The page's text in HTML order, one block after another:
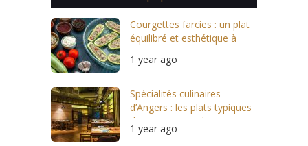
Courgettes farcies : un plat
équilibré et esthétique à
1 year ago
Spécialités culinaires
d’Angers : les plats typiques
des restaurants locaux
1 year ago